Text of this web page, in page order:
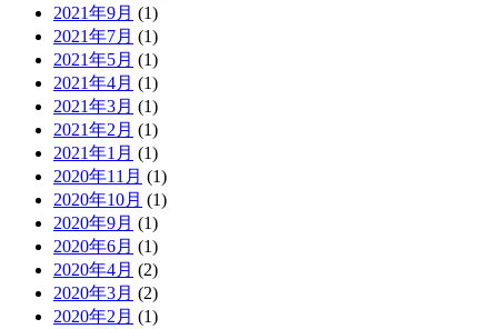
2021年9月 (1)
2021年7月 (1)
2021年5月 (1)
2021年4月 (1)
2021年3月 (1)
2021年2月 (1)
2021年1月 (1)
2020年11月 (1)
2020年10月 (1)
2020年9月 (1)
2020年6月 (1)
2020年4月 (2)
2020年3月 (2)
2020年2月 (1)